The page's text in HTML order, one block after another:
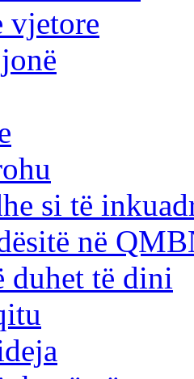
vjetore
si të
në
duhet të dini